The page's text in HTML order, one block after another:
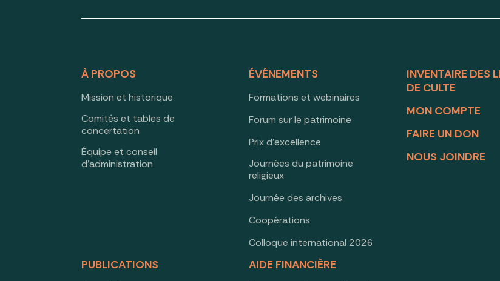
À PROPOS
Mission et historique
Comités et tables de
concertation
Équipe et conseil
d’administration
ÉVÉNEMENTS
Formations et webinaires
Forum sur le patrimoine
Prix d’excellence
Journées du patrimoine
religieux
Journée des archives
Coopérations
Colloque international 2026
PUBLICATIONS AIDE FINANCIÈRE
INVENTAIRE DES
DE CULTE
MON COMPTE
FAIRE UN DON
NOUS JOINDRE